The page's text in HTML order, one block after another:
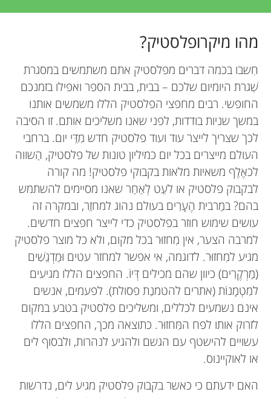
מהו מיקרופלסטיק?
חִשבו בכמה דברים מפלסטיק אתם משתמשים במסגרת
שִׁגרת היומיום שלכם – בבית, בבית הספר ואפילו בזמנכם
החופשי. רבים מחפצי הפלסטיק הללו משמשים אותנו
במשך שניות בודדות, לפני שאנו משליכים אותם. זו הסיבה
לכך שצריך לייצר עוד ועוד פלסטיק חדש מִדֵּי יום. ברחבי
העולם מייצרים בכל יום כמיליון טונות של פלסטיק, הַשווה
לכאֶלֶף משאיות מלאות בקבוקי פלסטיק! מה קורה
לבקבוק פלסטיק או לעֵט לְאַחַר שאנו מסיימים להשתמש
בהם? במַרבית הֶעָרִים בעולם נהוג למחזֵר, ובמקרה זה
עושים שימוש חוזר בפלסטיק כדי לייצר חפצים חדשים.
למרבה הצער, אין מִחזוּר בכל מקום, ולא כל מוצר פלסטיק
מגיע למִחזוּר. לדוגמה, אי אפשר למחזר עטים וּמַדְגֵשִׁים
(מַרְקֶרִים) כיוון שהם מכילים דְּיוֹ. החפצים הללו מגיעים
למִטְמָנוֹת (אתרים להטמנַת פסולת). לפעמים, אנשים
אינם נשמעים לכללים, ומשליכים פלסטיק בטבע במקום
לזרוק אותו לפח המִּחזוּר. כתוצאה מכך, החפצים הללו
עשויים להישטף עם הגשם ולהגיע לנהרות, ולבסוף לים
או לאוקיינוס.
האם ידעתם כי כאשר בקבוק פלסטיק מגיע לים, נדרשות